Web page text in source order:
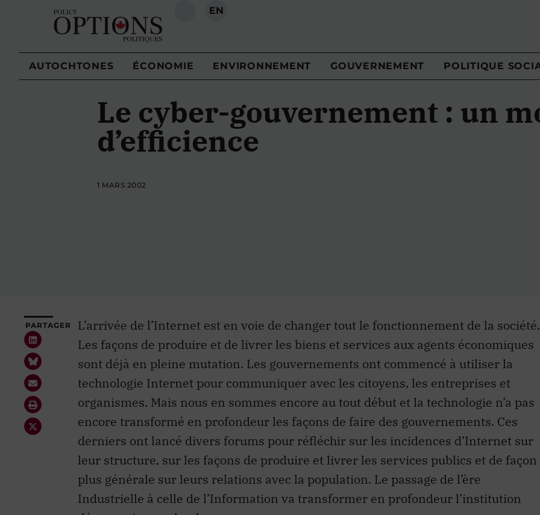
RECHERCHE
EN
AUTOCHTONES ÉCONOMIE ENVIRONNEMENT GOUVERNEMENT POLITIQUE
Le cyber-gouvernement : un
d’efficience
1 MARS 2002
PARTAGER
L’arrivée de l’Internet est en voie de changer tout le fonctionnement de la société.
Les façons de produire et de livrer les biens et services aux agents économiques
sont déjà en pleine mutation. Les gouvernements ont commencé à utiliser la
technologie Internet pour communiquer avec les citoyens, les entreprises et
organismes. Mais nous en sommes encore au tout début et la technologie n’a pas
encore transformé en profondeur les façons de faire des gouvernements. Ces
derniers ont lancé divers forums pour réfléchir sur les incidences d’Internet sur
leur structure, sur les façons de produire et livrer les services publics et de façon
plus générale sur leurs relations avec la population. Le passage de l’ère
Industrielle à celle de l’Information va transformer en profondeur l’institution